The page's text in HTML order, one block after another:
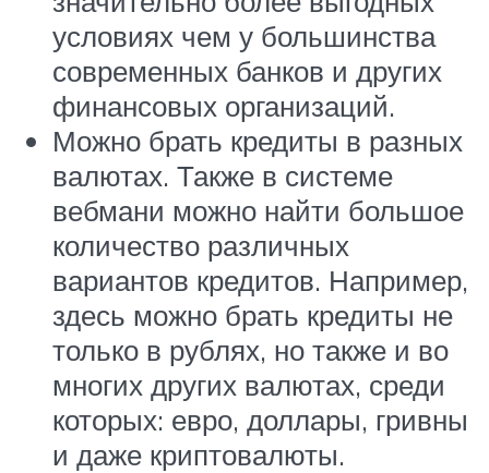
условиях чем у большинства
современных банков и других
финансовых организаций.
Можно брать кредиты в разных
валютах. Также в системе
вебмани можно найти большое
количество различных
вариантов кредитов. Например,
здесь можно брать кредиты не
только в рублях, но также и во
многих других валютах, среди
которых: евро, доллары, гривны
и даже криптовалюты.